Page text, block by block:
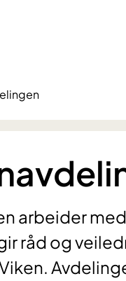
arbeider
råd og